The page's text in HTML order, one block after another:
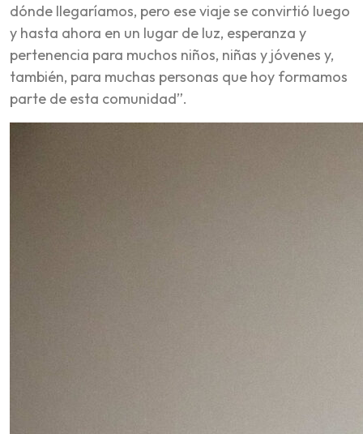
dónde llegaríamos, pero ese viaje se convirtió luego
y hasta ahora en un lugar de luz, esperanza y
pertenencia para muchos niños, niñas y jóvenes y,
también, para muchas personas que hoy formamos
parte de esta comunidad”.